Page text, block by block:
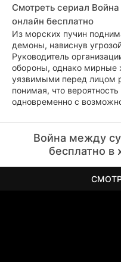
Смотреть сериал
онлайн бесплатно
Из морских пучин
демоны, нависнув
Руководитель
обороны, однако мирные
уязвимыми перед лицом
понимая, что
одновременно с
Война между
бесплатно в